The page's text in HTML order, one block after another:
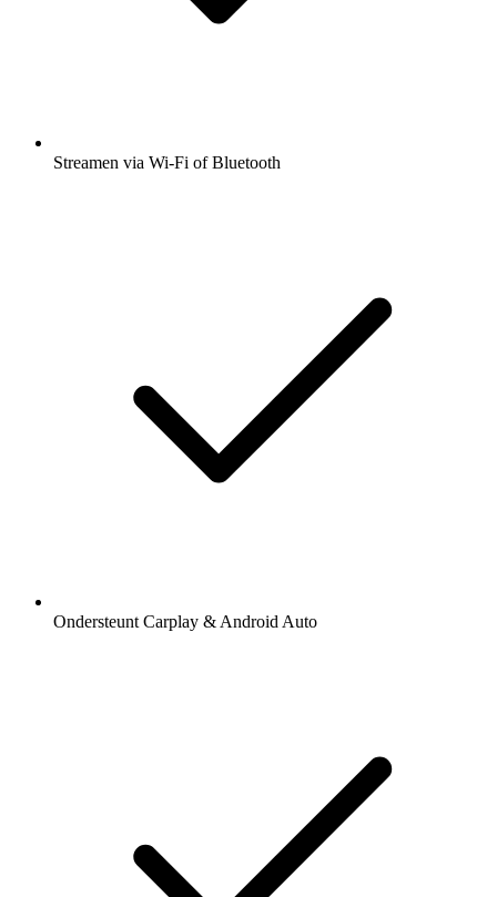
Streamen via Wi-Fi of Bluetooth
Ondersteunt Carplay & Android Auto